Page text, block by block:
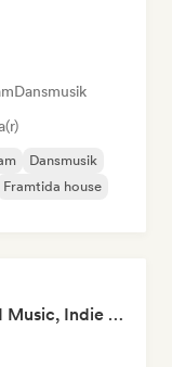
Dansmusik
Dansmusik
Framtida house
Pop Machine Mode 🤖 AI Music, Indie Pop & Dream Pop